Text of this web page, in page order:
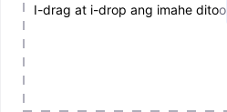
I-drag at i-drop ang imahe ditoo